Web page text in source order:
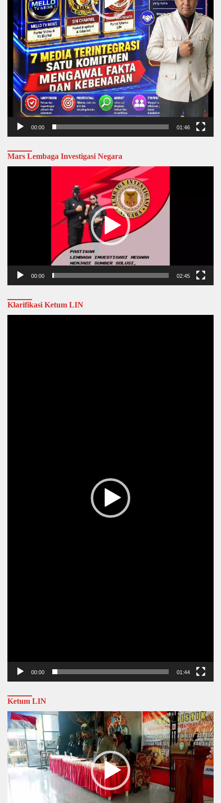
00:00 01:46
Mars Lembaga Investigasi Negara
00:00 02:45
Klarifikasi Ketum LIN
00:00 01:44
Ketum LIN
Video
Player